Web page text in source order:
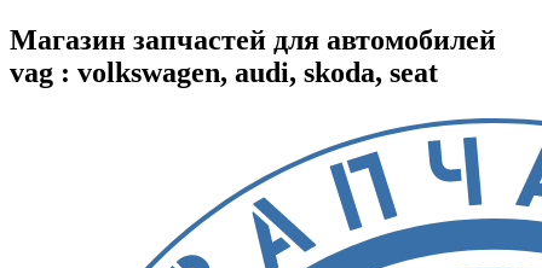
Магазин запчастей для автомобилей
vag : volkswagen, audi, skoda, seat